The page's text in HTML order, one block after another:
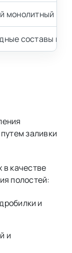
монолитный
составы и
заливки
в качестве
полостей:
и
и